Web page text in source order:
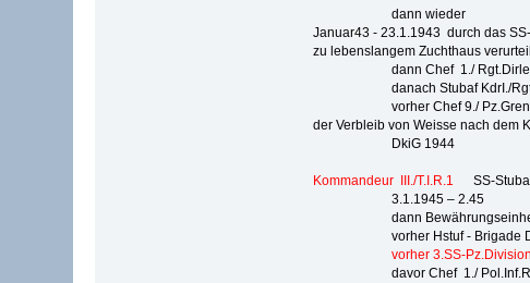
dann wieder
Januar43 - 23.1.1943 durch das
zu lebenslangem Zuchthaus
dann Chef 1./
danach Stubaf KdrI./
vorher Chef 9./
der Verbleib von Weisse nach dem
DkiG 1944
Kommandeur III./T.I.R.1 SS-
3.1.1945 – 2.45
dann
vorher Hstuf - Brigade
vorher 3.SS-
davor Chef 1./